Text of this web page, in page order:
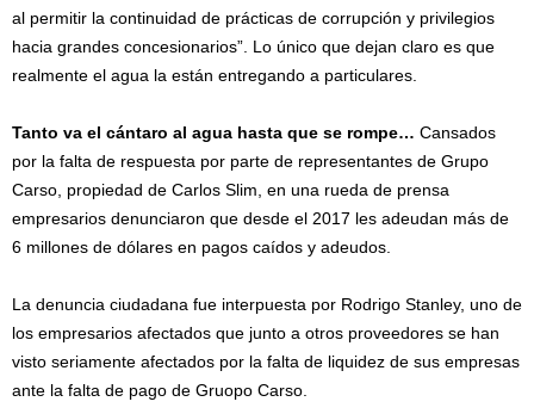
al permitir la continuidad de prácticas de corrupción y privilegios
hacia grandes concesionarios”. Lo único que dejan claro es que
realmente el agua la están entregando a particulares.
Tanto va el cántaro al agua hasta que se rompe… Cansados
por la falta de respuesta por parte de representantes de Grupo
Carso, propiedad de Carlos Slim, en una rueda de prensa
empresarios denunciaron que desde el 2017 les adeudan más de
6 millones de dólares en pagos caídos y adeudos.
La denuncia ciudadana fue interpuesta por Rodrigo Stanley, uno de
los empresarios afectados que junto a otros proveedores se han
visto seriamente afectados por la falta de liquidez de sus empresas
ante la falta de pago de Gruopo Carso.